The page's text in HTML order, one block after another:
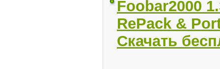
Foobar2000
RePack &
Скачать